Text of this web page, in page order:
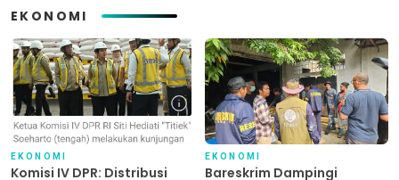
EKONOMI
EKONOMI
Komisi IV DPR: Distribusi
EKONOMI
Bareskrim Dampingi